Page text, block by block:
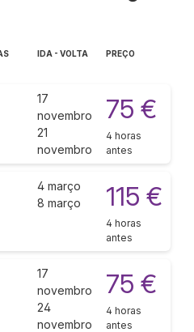
IDA - VOLTA PREÇO
17
novembro
21
novembro
75 €
4 horas
antes
4 março
8 março
115 €
4 horas
antes
17
novembro
24
novembro
75 €
4 horas
antes